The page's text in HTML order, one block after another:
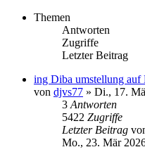
Themen
Antworten
Zugriffe
Letzter Beitrag
ing Diba umstellung auf
von djvs77 » Di., 17.
3 Antworten
5422 Zugriffe
Letzter Beitrag
Mo., 23. Mär